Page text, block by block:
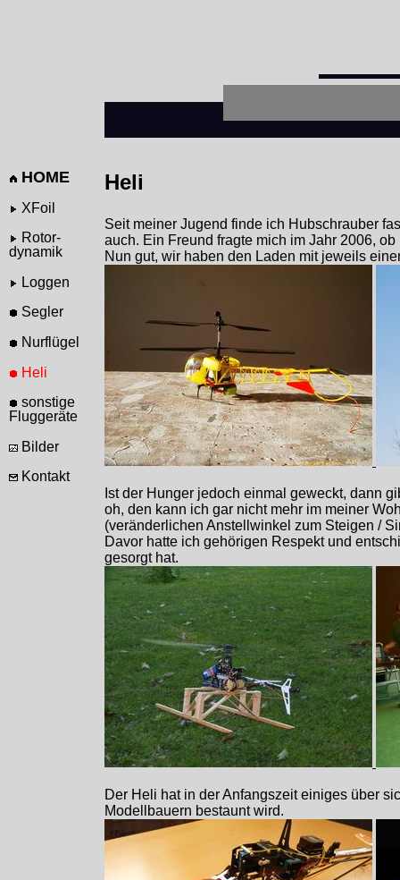
HOME
XFoil
Rotor-
dynamik
Loggen
Segler
Nurflügel
Heli
sonstige
Fluggeräte
Bilder
Kontakt
Heli
Seit meiner Jugend finde ich Hubschrauber
auch. Ein Freund fragte mich im Jahr 2006,
Nun gut, wir haben den Laden mit jeweils
Ist der Hunger jedoch einmal geweckt, dann
oh, den kann ich gar nicht mehr im meiner
(veränderlichen Anstellwinkel zum Steigen /
Davor hatte ich gehörigen Respekt und
gesorgt hat.
Der Heli hat in der Anfangszeit einiges über
Modellbauern bestaunt wird.